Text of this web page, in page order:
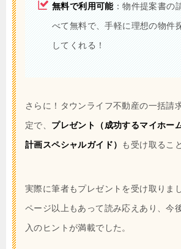
無料で利用可能：物件提案書の
べて無料で、手軽に理想の物件
してくれる！
さらに！タウンライフ不動産の一括請
定で、 プレゼント（成功するマイホー
計画スペシャルガイド） も受け取るこ
実際に筆者もプレゼントを受け取りま
ページ以上もあって読み応えあり、今
入のヒントが満載でした。